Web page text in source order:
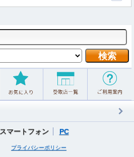
スマートフォン PC
プライバシーポリシー